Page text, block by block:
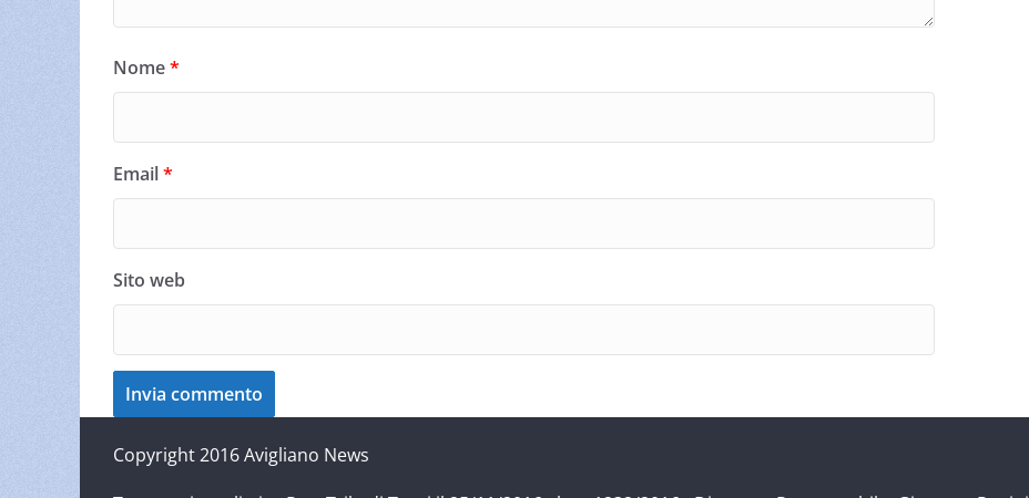
Nome*
Email*
Sito web
Copyright 2016 Avigliano News